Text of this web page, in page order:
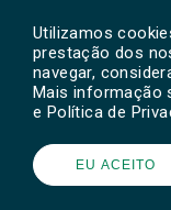
Utilizamos
prestação dos
navegar,
Mais informação
e Política de
EU ACEITO
Powered by